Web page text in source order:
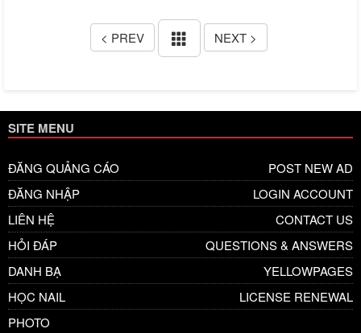
< PREV NEXT >
SITE MENU
ĐĂNG QUẢNG CÁO
POST NEW AD
ĐĂNG NHẬP
LOGIN ACCOUNT
LIÊN HỆ
CONTACT US
HỎI ĐÁP
QUESTIONS & ANSWERS
DANH BẠ
YELLOWPAGES
HỌC NAIL
LICENSE RENEWAL
PHOTO